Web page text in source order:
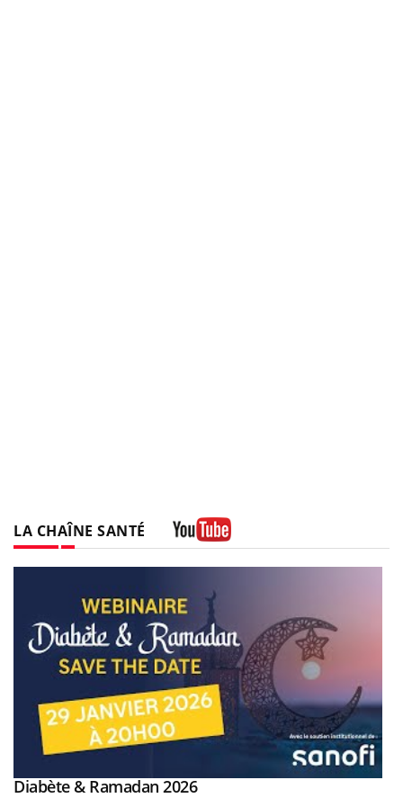
LA CHAÎNE SANTÉ
Youtube
Diabète & Ramadan 2026Youtube